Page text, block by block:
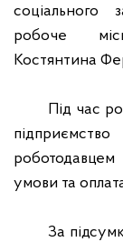
соціального
робоче
Костянтина
Під час
роботодавцем
умови та
За